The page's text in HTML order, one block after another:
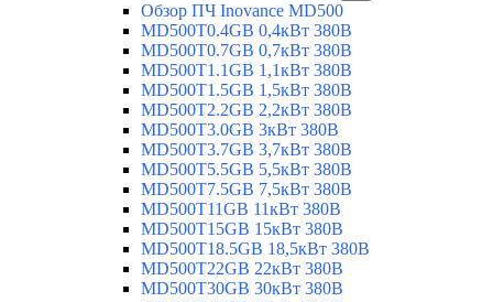
Обзор ПЧ Inovance MD500
MD500T0.4GB 0,4кВт 380В
MD500T0.7GB 0,7кВт 380В
MD500T1.1GB 1,1кВт 380В
MD500T1.5GB 1,5кВт 380В
MD500T2.2GB 2,2кВт 380В
MD500T3.0GB 3кВт 380В
MD500T3.7GB 3,7кВт 380В
MD500T5.5GB 5,5кВт 380В
MD500T7.5GB 7,5кВт 380В
MD500T11GB 11кВт 380В
MD500T15GB 15кВт 380В
MD500T18.5GB 18,5кВт 380В
MD500T22GB 22кВт 380В
MD500T30GB 30кВт 380В